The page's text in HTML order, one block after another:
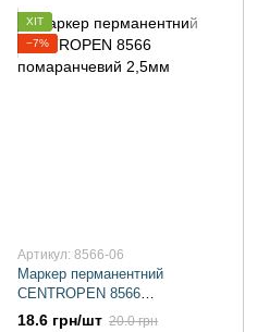
ХІТ
−7%
Артикул: 8566-06
Маркер перманентний
CENTROPEN 8566
помаранчевий 2,5мм
18.6 грн/шт 20.0 грн